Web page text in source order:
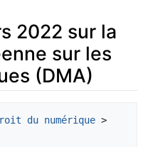
2022 sur la
sur les
(DMA)
du numérique